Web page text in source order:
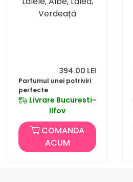
394.00 LEI
Parfumul unei potriviri
perfecte
Livrare Bucuresti-
Ilfov
COMANDA
ACUM